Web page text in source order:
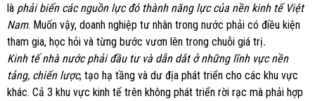
là phải biến các nguồn lực đó thành năng lực của nền kinh tế Việt
Nam. Muốn vậy, doanh nghiệp tư nhân trong nước phải có điều kiện
tham gia, học hỏi và từng bước vươn lên trong chuỗi giá trị.
Kinh tế nhà nước phải đầu tư và dẫn dắt ở những lĩnh vực nền
tảng, chiến lược, tạo hạ tầng và dư địa phát triển cho các khu vực
khác. Cả 3 khu vực kinh tế trên không phát triển rời rạc mà phải hợp